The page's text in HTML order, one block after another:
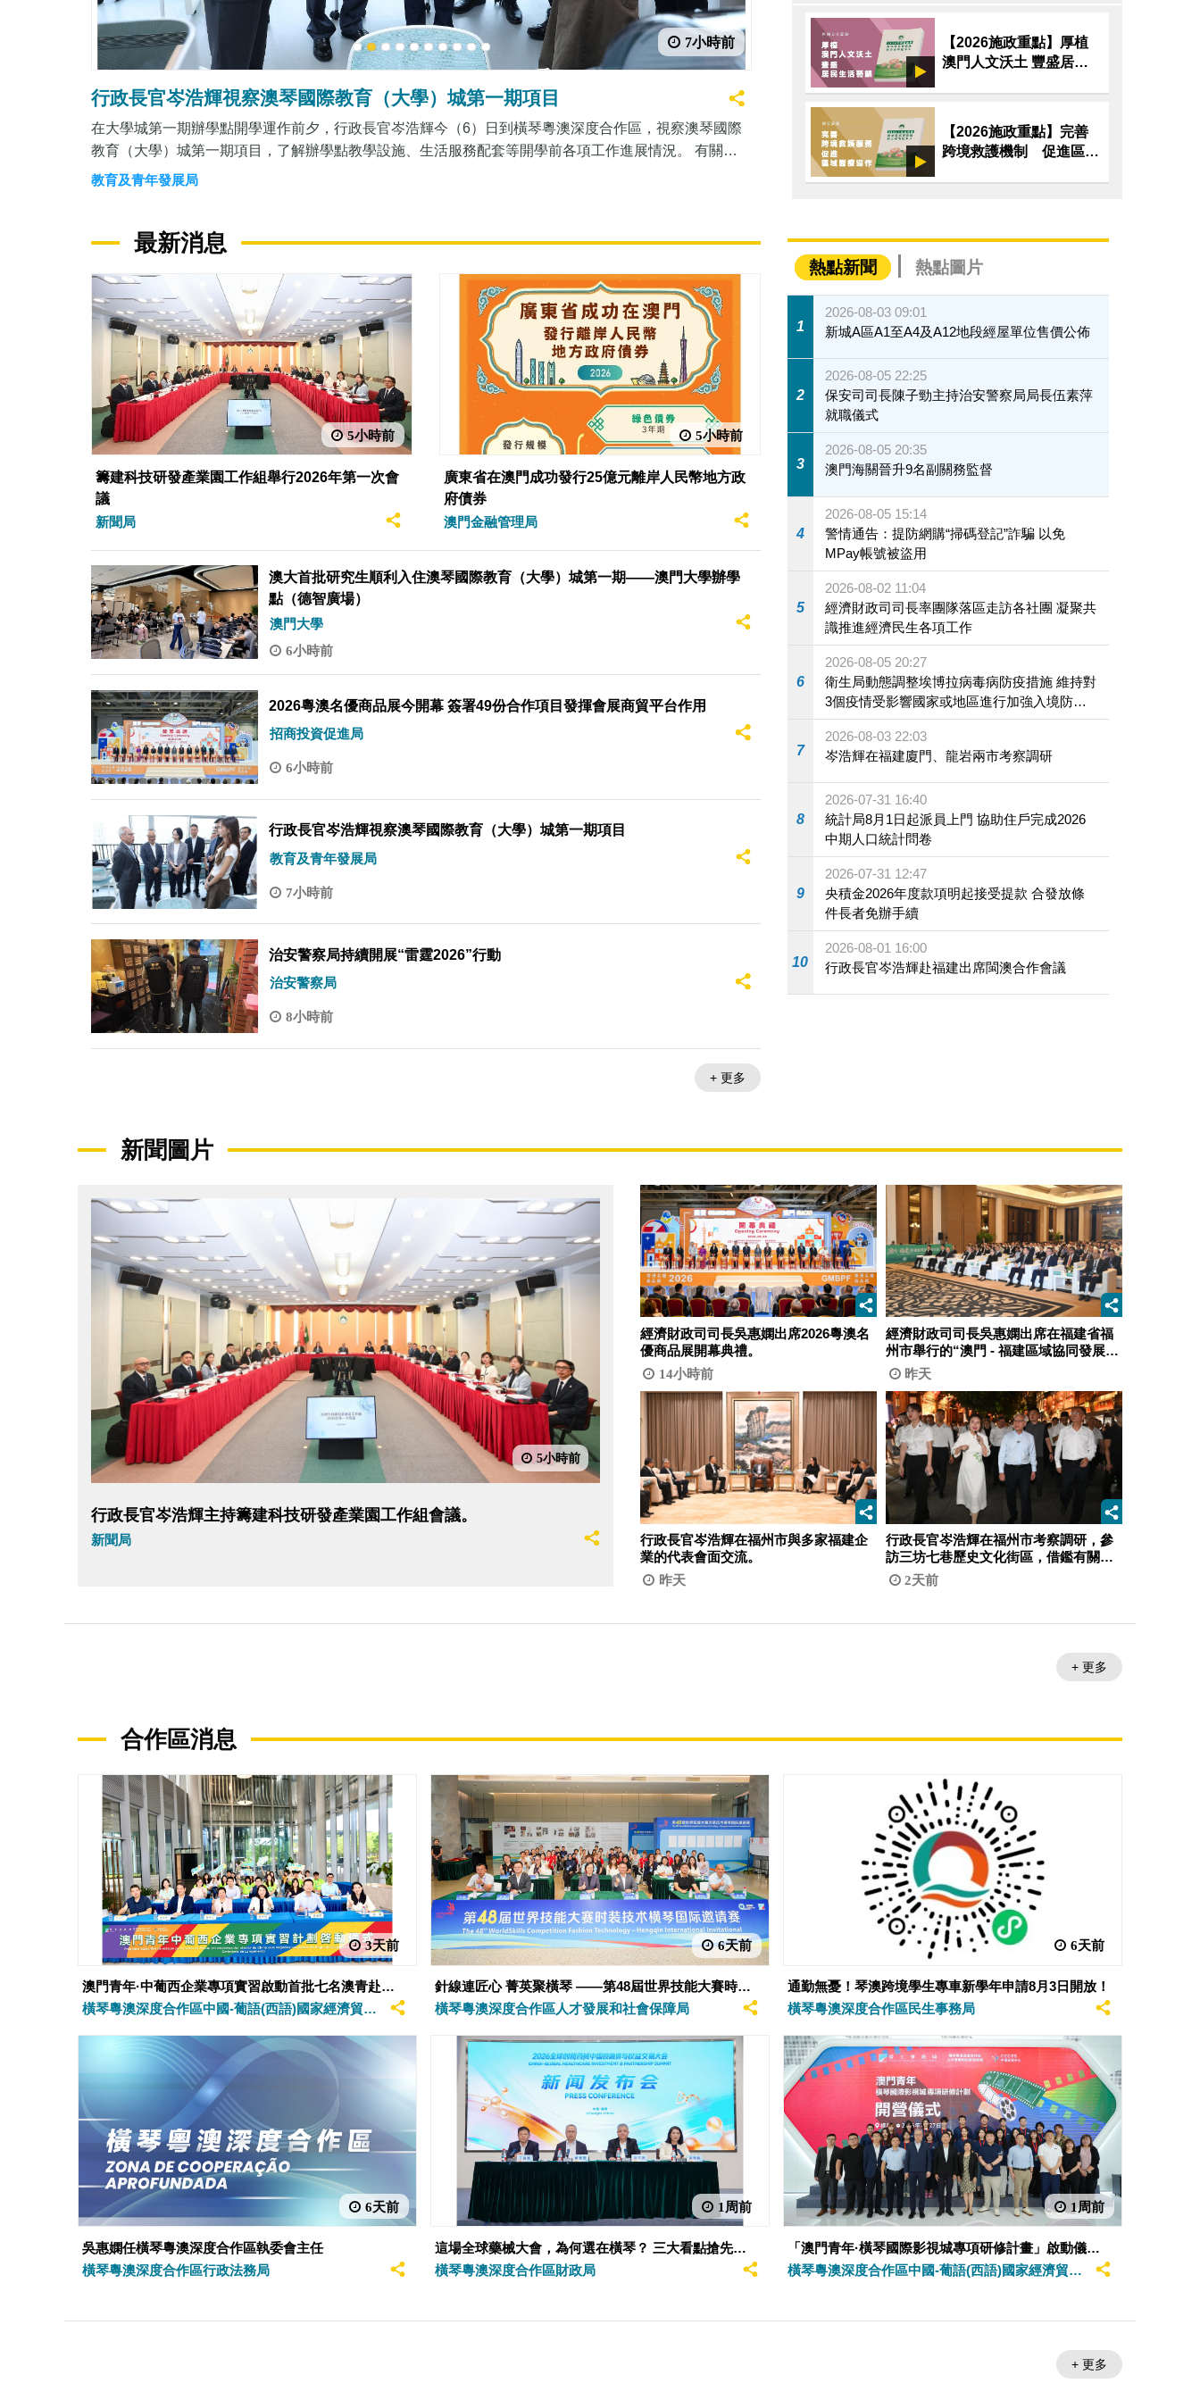
7小時前
行政長官岑浩輝視察澳琴國際教育（大學）城第一期項目
在大學城第一期辦學點開學運作前夕，行政長官岑浩輝今（6）日到橫琴粵澳深度合作區，視察澳琴國際
教育（大學）城第一期項目，了解辦學點教學設施、生活服務配套等開學前各項工作進展情況。 有關項
目建築面積約6萬5千平方米，改造工程主體已完成交付，教學辦公樓、宿舍樓、食堂、禮堂以及科研實
廳、禮堂、學生中心、學生公寓等設施，並與學生、家長進行交流。視察期間，教育及青年發展局代局
會副主任張國基、合作區人才發展和社會保障局副局長黃中堅分別報告辦學點改造工程、營運安排，以
及在地保障措施和兩地協作機制，三所公立高校校長介紹教學、科研安排以及迎新活動籌備情況。 就大
學城第一期項目工作，行政長官對項目改造情況及辦學各項安排感到滿意，並充分肯定了各方在籌備過
程中的努力。行政長官要求，澳門大學、澳門理工大學、澳門旅遊大學須以共性思維，“三位一體”模式，
確保首期1,400名研究生順利入駐開學，聯手積累營運綜合性大學片區經驗，為銜接大學城第二及第三期
的辦學創造有利條件。 國家“十五五”規劃綱要明確提出“推進澳琴國際教育（大學）城建設，支持澳門高
校在橫琴延伸辦學”。大學城是特區政府四個重大工程項目之一，特區政府緊密對接國家“十五五”規劃，
在2026年施政報告中進一步深化大學城三期建設規劃，按照“統一佈局、協調設計、開放共享”原則進行
開展教學活動。三所公立高校對接國家及區域的發展需求，首年開設了人工智能、微電子、大數據與物
聯網、文化創意產業管理等研究生課程，進一步將澳門高教資源延伸至合作區。同時，高校將持續推動
在合作區與國際及內地高校聯合開辦課程及深化科研合作。 陪同視察的還包括社會文化司司長柯嵐，廣
東省委橫琴工委副書記、省橫琴辦主任、合作區執行委員會副主任聶新平，行政長官辦公室主任陳格，
廣東省委橫琴工委委員、合作區執行委員會副主任李翀，合作區執行委員會副主任曹晉鋒、張國基，社
會文化司司長辦公室主任林媛，澳琴兩地政府部門代表以及三所公立高校領導主管。
教育及青年發展局
1 2 3 4 5 6 7 8 9 10
【2026施政重點】厚植
澳門人文沃土 豐盛居民
【2026施政重點】完善
跨境救護機制 促進區域
最新消息
5小時前
籌建科技研發產業園工作組舉行2026年第一次會
議
新聞局
5小時前
廣東省在澳門成功發行25億元離岸人民幣地方政
府債券
澳門金融管理局
澳大首批研究生順利入住澳琴國際教育（大學）城第一期——澳門大學辦學
點（德智廣場）
澳門大學
6小時前
2026粵澳名優商品展今開幕 簽署49份合作項目發揮會展商貿平台作用
招商投資促進局
6小時前
行政長官岑浩輝視察澳琴國際教育（大學）城第一期項目
教育及青年發展局
7小時前
治安警察局持續開展“雷霆2026”行動
治安警察局
8小時前
+ 更多
熱點新聞 熱點圖片
1
2026-08-03 09:01
新城A區A1至A4及A12地段經屋單位售價公佈
2
2026-08-05 22:25
保安司司長陳子勁主持治安警察局局長伍素萍
就職儀式
3
2026-08-05 20:35
澳門海關晉升9名副關務監督
4
2026-08-05 15:14
警情通告：提防網購“掃碼登記”詐騙 以免
MPay帳號被盜用
5
2026-08-02 11:04
經濟財政司司長率團隊落區走訪各社團 凝聚共
識推進經濟民生各項工作
6
2026-08-05 20:27
衛生局動態調整埃博拉病毒病防疫措施 維持對
3個疫情受影響國家或地區進行加強入境防疫
措施
7
2026-08-03 22:03
岑浩輝在福建廈門、龍岩兩市考察調研
8
2026-07-31 16:40
統計局8月1日起派員上門 協助住戶完成2026
中期人口統計問卷
9
2026-07-31 12:47
央積金2026年度款項明起接受提款 合發放條
件長者免辦手續
10
2026-08-01 16:00
行政長官岑浩輝赴福建出席閩澳合作會議
新聞圖片
5小時前
行政長官岑浩輝主持籌建科技研發產業園工作組會議。
新聞局
經濟財政司司長吳惠嫻出席2026粵澳名
優商品展開幕典禮。
14小時前
經濟財政司司長吳惠嫻出席在福建省福
州市舉行的“澳門 - 福建區域協同發展宣
介會”。
昨天
行政長官岑浩輝在福州市與多家福建企
業的代表會面交流。
昨天
行政長官岑浩輝在福州市考察調研，參
訪三坊七巷歷史文化街區，借鑑有關都
市更新、保護及活化文物的成功經驗。
2天前
+ 更多
合作區消息
3天前
澳門青年·中葡西企業專項實習啟動首批七名澳青赴橫
琴培訓
橫琴粵澳深度合作區中國-葡語(西語)國家經濟貿易
6天前
針線連匠心 菁英聚橫琴 ——第48屆世界技能大賽時裝
技術 橫琴國際邀請賽圓滿落幕
橫琴粵澳深度合作區人才發展和社會保障局
6天前
通勤無憂！琴澳跨境學生專車新學年申請8月3日開放！
橫琴粵澳深度合作區民生事務局
6天前
吳惠嫻任橫琴粵澳深度合作區執委會主任
橫琴粵澳深度合作區行政法務局
1周前
這場全球藥械大會，為何選在橫琴？ 三大看點搶先
看，報名通道已開啟
橫琴粵澳深度合作區財政局
1周前
「澳門青年·橫琴國際影視城專項研修計畫」啟動儀式
今舉行 助力培育國際視野影視人才
橫琴粵澳深度合作區中國-葡語(西語)國家經濟貿易
+ 更多